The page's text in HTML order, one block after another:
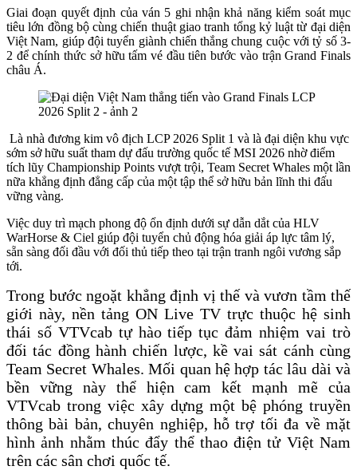
Giai đoạn quyết định của ván 5 ghi nhận khả năng kiểm soát mục
tiêu lớn đồng bộ cùng chiến thuật giao tranh tổng kỷ luật từ đại diện
Việt Nam, giúp đội tuyển giành chiến thắng chung cuộc với tỷ số 3-
2 để chính thức sở hữu tấm vé đầu tiên bước vào trận Grand Finals
châu Á.
Là nhà đương kim vô địch LCP 2026 Split 1 và là đại diện khu vực
sớm sở hữu suất tham dự đấu trường quốc tế MSI 2026 nhờ điểm
tích lũy Championship Points vượt trội, Team Secret Whales một lần
nữa khẳng định đẳng cấp của một tập thể sở hữu bản lĩnh thi đấu
vững vàng.
Việc duy trì mạch phong độ ổn định dưới sự dẫn dắt của HLV
WarHorse & Ciel giúp đội tuyển chủ động hóa giải áp lực tâm lý,
sẵn sàng đối đầu với đối thủ tiếp theo tại trận tranh ngôi vương sắp
tới.
Trong bước ngoặt khẳng định vị thế và vươn tầm thế
giới này, nền tảng ON Live TV trực thuộc hệ sinh
thái số VTVcab tự hào tiếp tục đảm nhiệm vai trò
đối tác đồng hành chiến lược, kề vai sát cánh cùng
Team Secret Whales. Mối quan hệ hợp tác lâu dài và
bền vững này thể hiện cam kết mạnh mẽ của
VTVcab trong việc xây dựng một bệ phóng truyền
thông bài bản, chuyên nghiệp, hỗ trợ tối đa về mặt
hình ảnh nhằm thúc đẩy thể thao điện tử Việt Nam
trên các sân chơi quốc tế.